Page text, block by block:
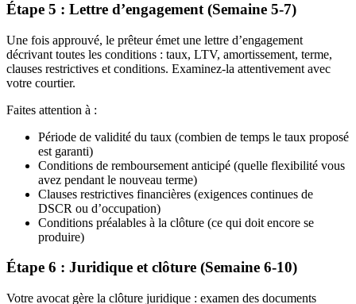
Étape 5 : Lettre d’engagement (Semaine 5-7)
Une fois approuvé, le prêteur émet une lettre d’engagement
décrivant toutes les conditions : taux, LTV, amortissement, terme,
clauses restrictives et conditions. Examinez-la attentivement avec
votre courtier.
Faites attention à :
Période de validité du taux (combien de temps le taux proposé
est garanti)
Conditions de remboursement anticipé (quelle flexibilité vous
avez pendant le nouveau terme)
Clauses restrictives financières (exigences continues de
DSCR ou d’occupation)
Conditions préalables à la clôture (ce qui doit encore se
produire)
Étape 6 : Juridique et clôture (Semaine 6-10)
Votre avocat gère la clôture juridique : examen des documents